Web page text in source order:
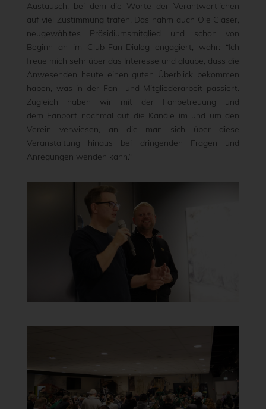
Austausch, bei dem die Worte der Verantwortlichen
auf viel Zustimmung trafen. Das nahm auch Ole Gläser,
neugewähltes Präsidiumsmitglied und schon von
Beginn an im Club-Fan-Dialog engagiert, wahr: “Ich
freue mich sehr über das Interesse und glaube, dass die
Anwesenden heute einen guten Überblick bekommen
haben, was in der Fan- und Mitgliederarbeit passiert.
Zugleich haben wir mit der Fanbetreuung und
dem Fanport nochmal auf die Kanäle im und um den
Verein verwiesen, an die man sich über diese
Veranstaltung hinaus bei dringenden Fragen und
Anregungen wenden kann.“